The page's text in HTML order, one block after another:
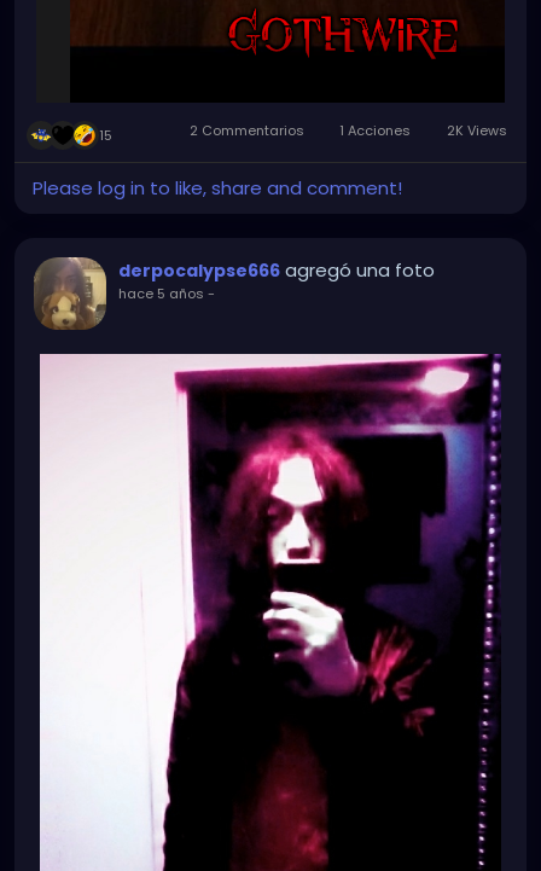
15 2 Commentarios 1 Acciones 2K Views
Please log in to like, share and comment!
derpocalypse666 agregó una foto
hace 5 años -